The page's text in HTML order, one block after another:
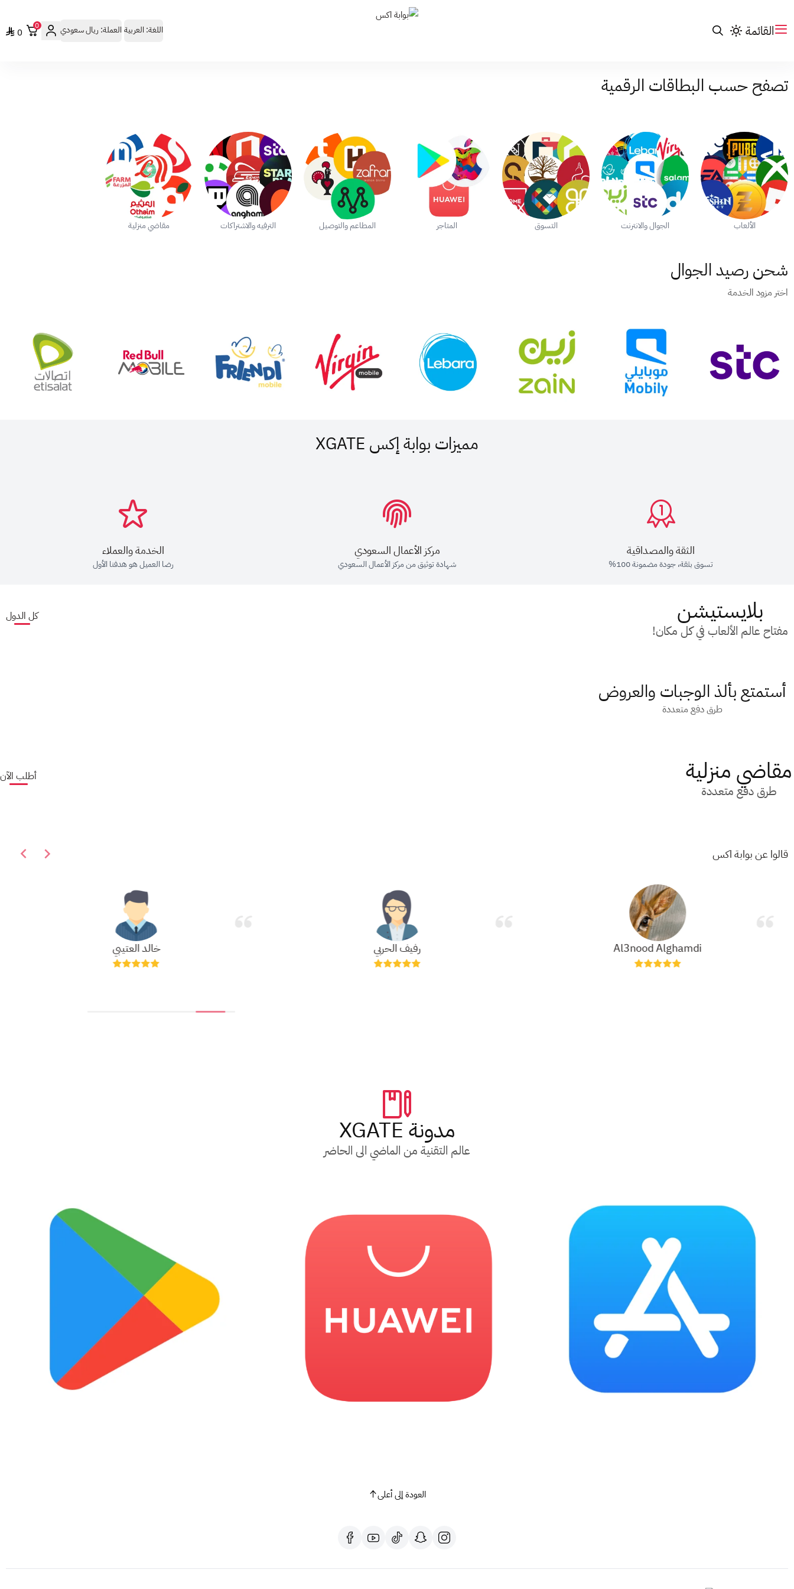
القائمة اللغة: العربية العملة:ريال سعودي 0
0
تصفح حسب البطاقات الرقمية
الألعاب الجوال والانترنت التسوق المتاجر المطاعم والتوصيل الترفيه والاشتراكات مقاضي منزلية
شحن رصيد الجوال
اختر مزود الخدمة
مميزات بوابة إكس XGATE
الثقة والمصداقية
تسوق بثقة، جودة مضمونة 100%
مركز الأعمال السعودي
شهادة توثيق من مركز الأعمال السعودي
الخدمة والعملاء
رضا العميل هو هدفنا الأول
بلايستيشن
مفتاح عالم الألعاب في كل مكان!
كل الدول
أستمتع بألذ الوجبات والعروض
طرق دفع متعددة
مقاضي منزلية
طرق دفع متعددة
أطلب الآن
قالوا عن بوابة اكس
Al3nood Alghamdi رفيف الحربي خالد العتيبي
مدونة XGATE
عالم التقنية من الماضي الى الحاضر
العودة إلى أعلى